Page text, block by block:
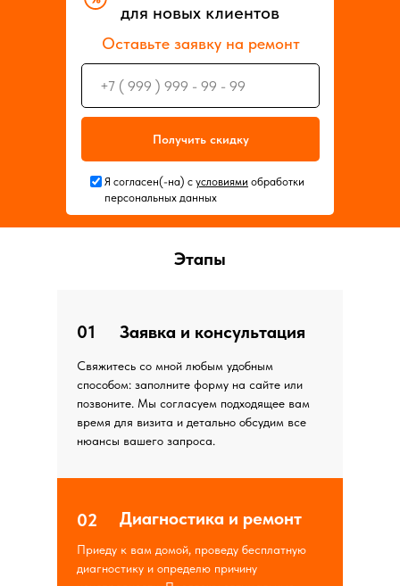
Получить скидку
Я согласен(-на) с условиями обработки
персональных данных
Оставьте заявку на ремонт
для новых клиентов
Этапы
Диагностика и ремонт
Приеду к вам домой, проведу бесплатную
диагностику и определю причину
02
01 Заявка и консультация
Свяжитесь со мной любым удобным
способом: заполните форму на сайте или
позвоните. Мы согласуем подходящее вам
время для визита и детально обсудим все
нюансы вашего запроса.